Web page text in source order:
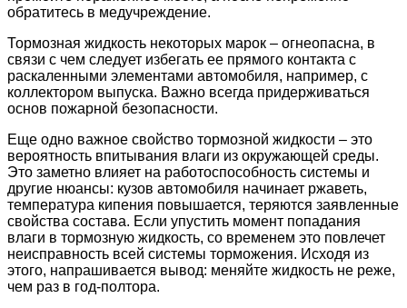
обратитесь в медучреждение.
Тормозная жидкость некоторых марок – огнеопасна, в
связи с чем следует избегать ее прямого контакта с
раскаленными элементами автомобиля, например, с
коллектором выпуска. Важно всегда придерживаться
основ пожарной безопасности.
Еще одно важное свойство тормозной жидкости – это
вероятность впитывания влаги из окружающей среды.
Это заметно влияет на работоспособность системы и
другие нюансы: кузов автомобиля начинает ржаветь,
температура кипения повышается, теряются заявленные
свойства состава. Если упустить момент попадания
влаги в тормозную жидкость, со временем это повлечет
неисправность всей системы торможения. Исходя из
этого, напрашивается вывод: меняйте жидкость не реже,
чем раз в год-полтора.